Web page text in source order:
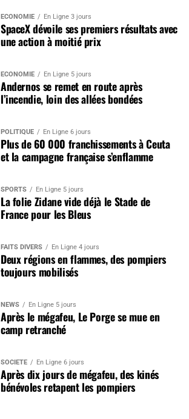
ÉCONOMIE En Ligne 3 jours
SpaceX dévoile ses premiers résultats avec
une action à moitié prix
ÉCONOMIE En Ligne 5 jours
Andernos se remet en route après
l’incendie, loin des allées bondées
POLITIQUE En Ligne 6 jours
Plus de 60 000 franchissements à Ceuta
et la campagne française s’enflamme
SPORTS En Ligne 5 jours
La folie Zidane vide déjà le Stade de
France pour les Bleus
FAITS DIVERS En Ligne 4 jours
Deux régions en flammes, des pompiers
toujours mobilisés
NEWS En Ligne 5 jours
Après le mégafeu, Le Porge se mue en
camp retranché
SOCIÉTÉ En Ligne 6 jours
Après dix jours de mégafeu, des kinés
bénévoles retapent les pompiers